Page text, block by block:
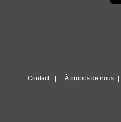
Contact À propos de nous